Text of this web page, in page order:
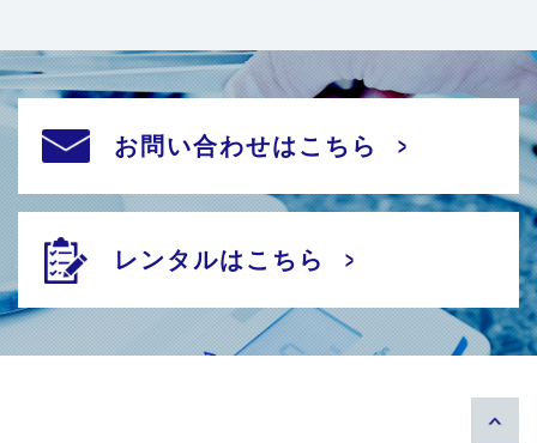
お問い合わせはこちら
レンタルはこちら